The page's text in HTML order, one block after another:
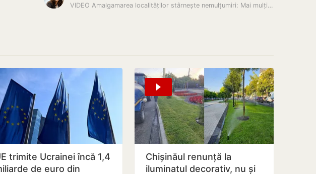
VIDEO Amalgamarea localităților stârnește nemulțumiri: Mai mulți…
trimite Ucrainei încă 1,4
de euro din
Chișinăul renunță la
iluminatul decorativ, nu și